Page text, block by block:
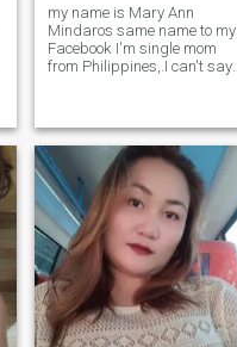
my name is Mary Ann
Mindaros same name to my
Facebook I'm single mom
from Philippines,.I can't say
that man can do I planted
vegetables to sell and I do
grass cutter